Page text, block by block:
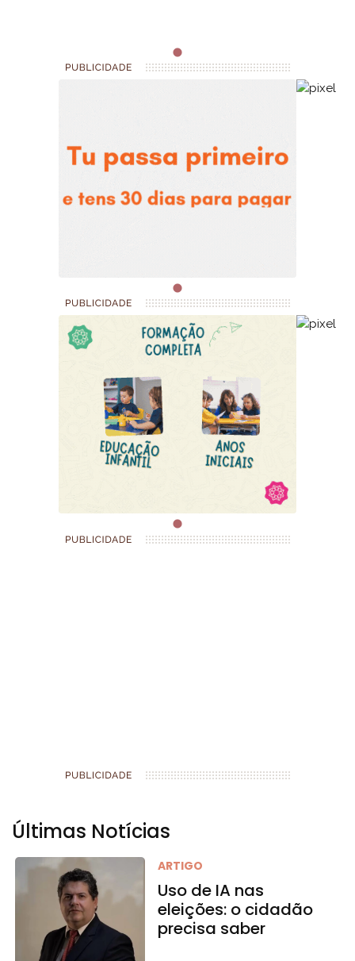
Últimas Notícias
ARTIGO
Uso de IA nas
eleições: o cidadão
precisa saber